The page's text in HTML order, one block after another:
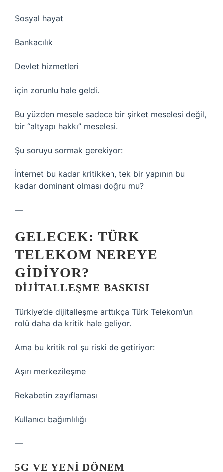
Sosyal hayat
Bankacılık
Devlet hizmetleri
için zorunlu hale geldi.
Bu yüzden mesele sadece bir şirket meselesi değil,
bir “altyapı hakkı” meselesi.
Şu soruyu sormak gerekiyor:
İnternet bu kadar kritikken, tek bir yapının bu
kadar dominant olması doğru mu?
—
GELECEK: TÜRK
TELEKOM NEREYE
GIDIYOR?
DIJITALLEŞME BASKISI
Türkiye’de dijitalleşme arttıkça Türk Telekom’un
rolü daha da kritik hale geliyor.
Ama bu kritik rol şu riski de getiriyor:
Aşırı merkezileşme
Rekabetin zayıflaması
Kullanıcı bağımlılığı
—
5G VE YENI DÖNEM